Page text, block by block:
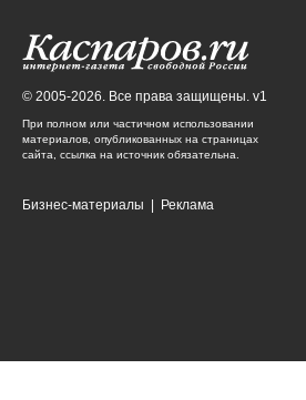
© 2005-2026. Все права защищены. v1
При полном или частичном использовании
материалов, опубликованных на страницах
сайта, ссылка на источник обязательна.
Бизнес-материалы Реклама